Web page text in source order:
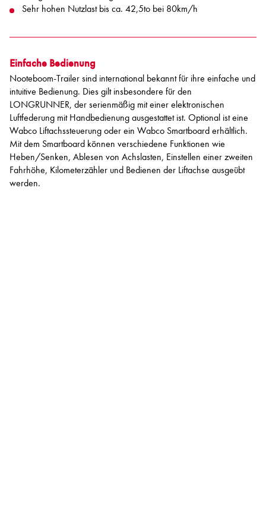
Sehr hohen Nutzlast bis ca. 42,5to bei 80km/h
Einfache Bedienung
Nooteboom-Trailer sind international bekannt für ihre einfache und
intuitive Bedienung. Dies gilt insbesondere für den
LONGRUNNER, der serienmäßig mit einer elektronischen
Luftfederung mit Handbedienung ausgestattet ist. Optional ist eine
Wabco Liftachssteuerung oder ein Wabco Smartboard erhältlich.
Mit dem Smartboard können verschiedene Funktionen wie
Heben/Senken, Ablesen von Achslasten, Einstellen einer zweiten
Fahrhöhe, Kilometerzähler und Bedienen der Liftachse ausgeübt
werden.